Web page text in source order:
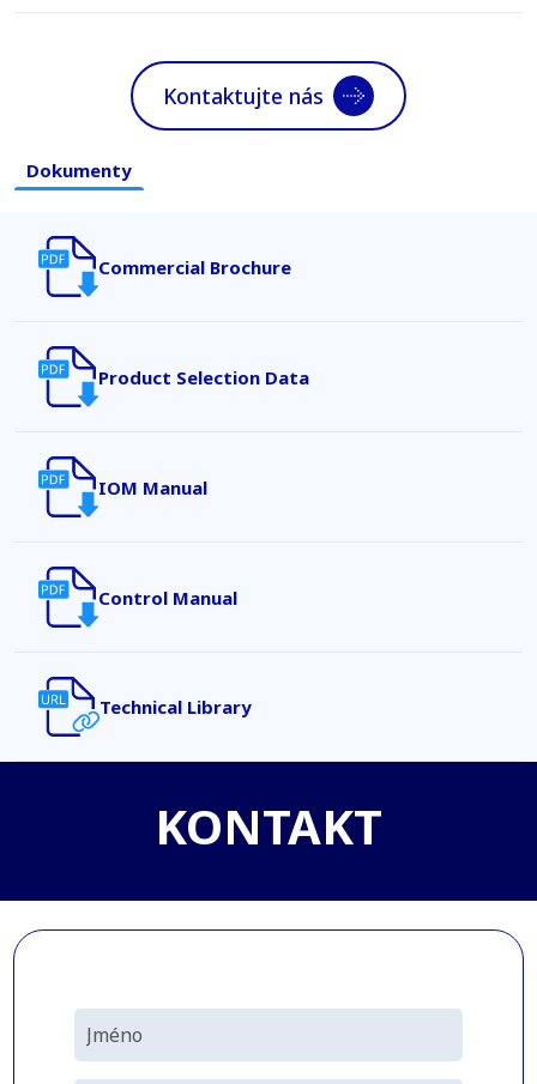
Kontaktujte nás
Dokumenty
Commercial Brochure
Product Selection Data
IOM Manual
Control Manual
Technical Library
KONTAKT